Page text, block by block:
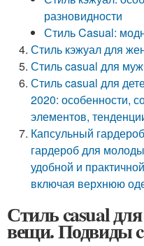
разновидности
Стиль Casual:
Стиль кэжуал для
Стиль casual для
Стиль casual для
2020: особенности,
элементов,
Капсульный
гардероб для
удобной и
включая верхнюю
Стиль casual
вещи. Подвиды